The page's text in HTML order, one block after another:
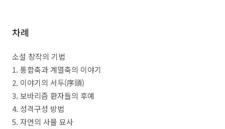
차례
소설 창작의 기법
1. 통합축과 계열축의 이야기
2. 이야기의 서두(序頭)
3. 보바리즘 환자들의 후예
4. 성격구성 방법
5. 자연의 사물 묘사